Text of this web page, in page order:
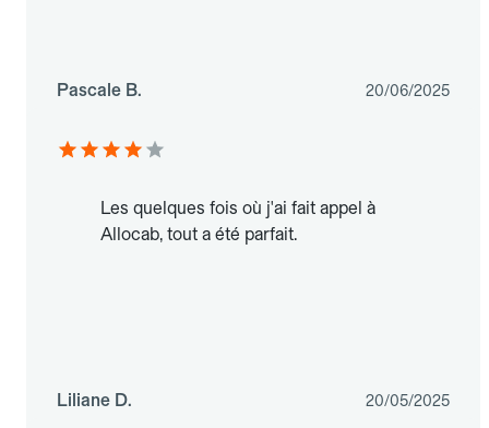
Pascale B. 20/06/2025
Les quelques fois où j'ai fait appel à
Allocab, tout a été parfait.
Liliane D. 20/05/2025